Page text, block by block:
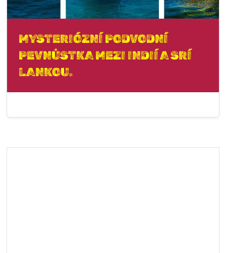
MYSTERIÓZNÍ PODVODNÍ
PEVNŮSTKA MEZI INDIÍ A SRÍ
LANKOU.